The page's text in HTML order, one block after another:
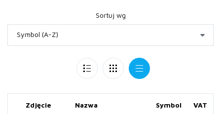
Sortuj wg
Zdjęcie Nazwa Symbol VAT